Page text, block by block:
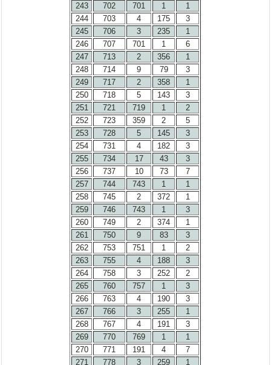
243
702 701 1
1
244
703 4 175
3
245
706 3 235
1
246
707 701 1
6
247
713 2 356
1
248
714 9 79
3
249
717 2 358
1
250
718 5 143
3
251
721 719 1
2
252
723 359 2
5
253
728 5 145
3
254
731 4 182
3
255
734 17 43
3
256
737 10 73
7
257
744 743 1
1
258
745 2 372
1
259
746 743 1
3
260
749 2 374
1
261
750 9 83
3
262
753 751 1
2
263
755 4 188
3
264
758 3 252
2
265
760 757 1
3
266
763 4 190
3
267
766 3 255
1
268
767 4 191
3
269
770 769 1
1
270
771 191 4
7
271
778 3 259 1